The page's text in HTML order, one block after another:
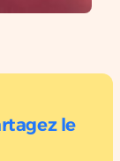
le